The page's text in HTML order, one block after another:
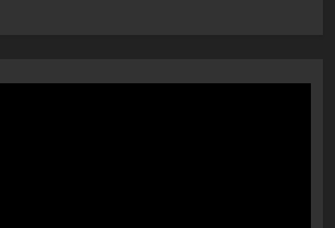
A do të ketë rrezik për Tokën?